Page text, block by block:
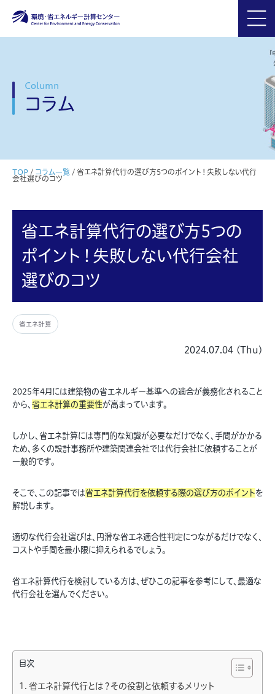
Column
コラム
TOP / コラム一覧 / 省エネ計算代行の選び方5つのポイント！失敗しない代行
会社選びのコツ
省エネ計算代行の選び方5つの
ポイント！失敗しない代行会社
選びのコツ
省エネ計算
2024.07.04 (Thu)
2025年4月には建築物の省エネルギー基準への適合が義務化されること
から、 省エネ計算の重要性が高まっています。
しかし、省エネ計算には専門的な知識が必要なだけでなく、手間がかかる
ため、多くの設計事務所や建築関連会社では代行会社に依頼することが
一般的です。
そこで、この記事では省エネ計算代行を依頼する際の選び方のポイントを
解説します。
適切な代行会社選びは、円滑な省エネ適合性判定につながるだけでなく、
コストや手間を最小限に抑えられるでしょう。
省エネ計算代行を検討している方は、ぜひこの記事を参考にして、最適な
代行会社を選んでください。
目次
省エネ計算代行とは？その役割と依頼するメリット